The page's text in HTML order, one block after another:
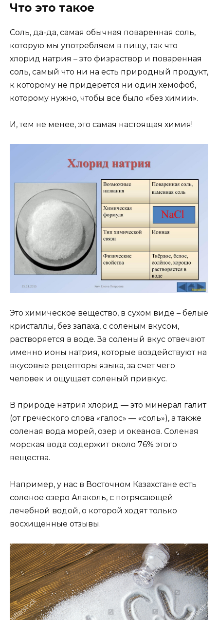
Что это такое
Соль, да-да, самая обычная поваренная соль,
которую мы употребляем в пищу, так что
хлорид натрия – это физраствор и поваренная
соль, самый что ни на есть природный продукт,
к которому не придерется ни один хемофоб,
которому нужно, чтобы все было «без химии».
И, тем не менее, это самая настоящая химия!
Это химическое вещество, в сухом виде – белые
кристаллы, без запаха, с соленым вкусом,
растворяется в воде. За соленый вкус отвечают
именно ионы натрия, которые воздействуют на
вкусовые рецепторы языка, за счет чего
человек и ощущает соленый привкус.
В природе натрия хлорид — это минерал галит
(от греческого слова «галос» — «соль»), а также
соленая вода морей, озер и океанов. Соленая
морская вода содержит около 76% этого
вещества.
Например, у нас в Восточном Казахстане есть
соленое озеро Алаколь, с потрясающей
лечебной водой, о которой ходят только
восхищенные отзывы.